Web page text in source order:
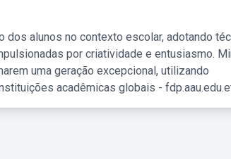
dos alunos no contexto escolar, adotando
por criatividade e entusiasmo.
uma geração excepcional, utilizando
acadêmicas globais -